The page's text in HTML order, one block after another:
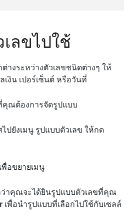
ลขไปใช้
างระหว่างตัวเลขชนิดต่างๆ ให้
เงิน เปอร์เซ็นต์ หรือวันที่
คุณต้องการจัดรูปแบบ
ปยังเมนู รูปแบบตัวเลข ให้กด
พื่อขยายเมนู
าคุณจะได้ยินรูปแบบตัวเลขที่คุณ
เพื่อนํารูปแบบที่เลือกไปใช้กับเซลล์